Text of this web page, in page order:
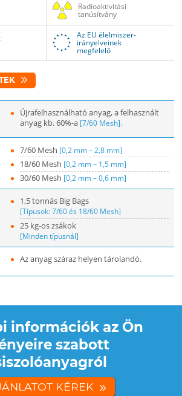
Radioaktivitási
tanúsítvány
Az EU élelmiszer-
irányelveinek
megfelelő
Újrafelhasználható anyag, a felhasznált
anyag kb. 60%-a [7/60 Mesh].
7/60 Mesh [0,2 mm – 2,8 mm]
18/60 Mesh [0,2 mm – 1,5 mm]
30/60 Mesh [0,2 mm – 0,6 mm]
1,5 tonnás Big Bags
[Típusok: 7/60 és 18/60 Mesh]
25 kg-os zsákok
[Minden típusnál]
Az anyag száraz helyen tárolandó.
információk az Ön
szabott
KÉREK